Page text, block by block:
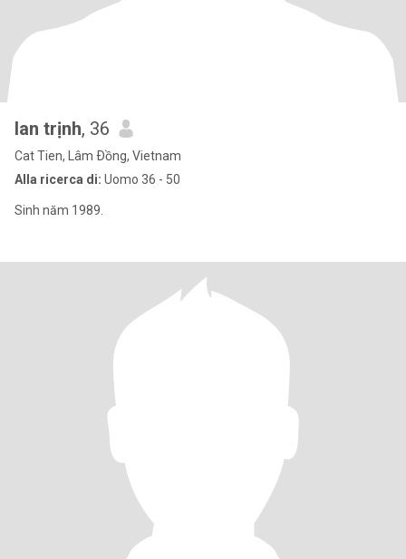
lan trịnh, 36
Cat Tien, Lâm Ðồng, Vietnam
Alla ricerca di: Uomo 36 - 50
Sinh năm 1989.